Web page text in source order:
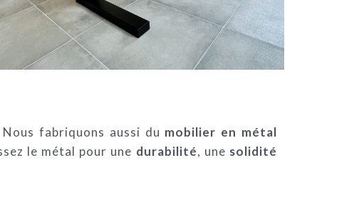
Nous fabriquons aussi du mobilier en métal
le métal pour une durabilité, une solidité